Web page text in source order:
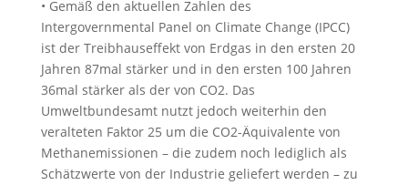
• Gemäß den aktuellen Zahlen des
Intergovernmental Panel on Climate Change (IPCC)
ist der Treibhauseffekt von Erdgas in den ersten 20
Jahren 87mal stärker und in den ersten 100 Jahren
36mal stärker als der von CO2. Das
Umweltbundesamt nutzt jedoch weiterhin den
veralteten Faktor 25 um die CO2-Äquivalente von
Methanemissionen – die zudem noch lediglich als
Schätzwerte von der Industrie geliefert werden – zu